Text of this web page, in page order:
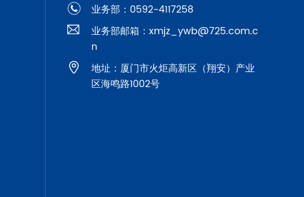
业务部：0592-4117258
业务部邮箱：xmjz_ywb@725.com.c
n
地址：厦门市火炬高新区（翔安）产业
区海鸣路1002号